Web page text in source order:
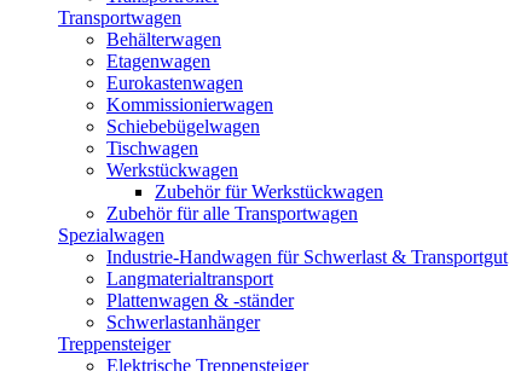
Transportwagen
Behälterwagen
Etagenwagen
Eurokastenwagen
Kommissionierwagen
Schiebebügelwagen
Tischwagen
Werkstückwagen
Zubehör für Werkstückwagen
Zubehör für alle Transportwagen
Spezialwagen
Industrie-Handwagen für Schwerlast & Transportgut
Langmaterialtransport
Plattenwagen & -ständer
Schwerlastanhänger
Treppensteiger
Elektrische Treppensteiger